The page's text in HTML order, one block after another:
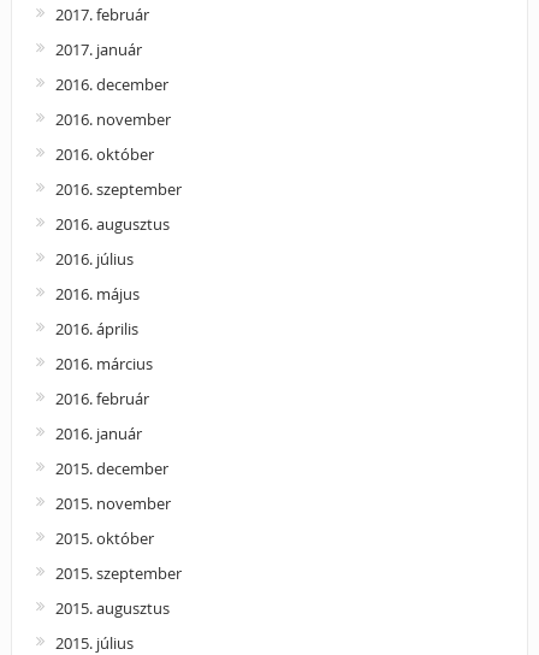
2017. február
2017. január
2016. december
2016. november
2016. október
2016. szeptember
2016. augusztus
2016. július
2016. május
2016. április
2016. március
2016. február
2016. január
2015. december
2015. november
2015. október
2015. szeptember
2015. augusztus
2015. július